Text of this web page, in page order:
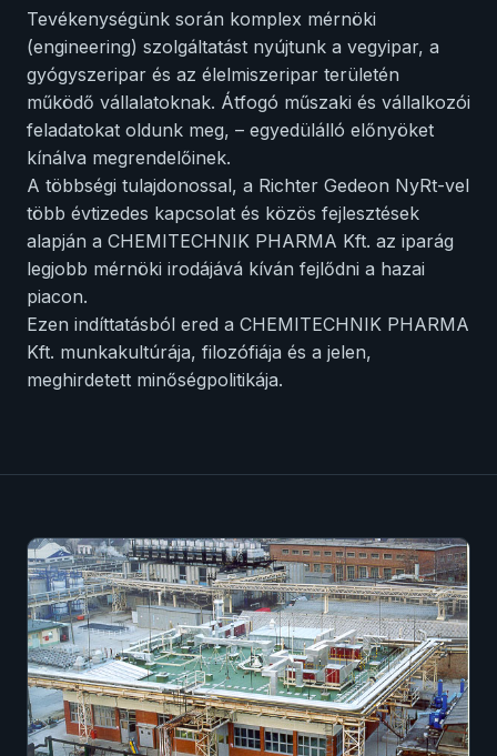
Tevékenységünk során komplex mérnöki
(engineering) szolgáltatást nyújtunk a vegyipar, a
gyógyszeripar és az élelmiszeripar területén
működő vállalatoknak. Átfogó műszaki és vállalkozói
feladatokat oldunk meg, – egyedülálló előnyöket
kínálva megrendelőinek.
A többségi tulajdonossal, a Richter Gedeon NyRt-vel
több évtizedes kapcsolat és közös fejlesztések
alapján a CHEMITECHNIK PHARMA Kft. az iparág
legjobb mérnöki irodájává kíván fejlődni a hazai
piacon.
Ezen indíttatásból ered a CHEMITECHNIK PHARMA
Kft. munkakultúrája, filozófiája és a jelen,
meghirdetett minőségpolitikája.